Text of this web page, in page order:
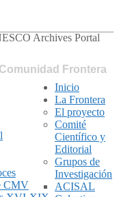
Comunidad Frontera
CMV
Inicio
La Frontera
El proyecto
Comité
Científico y
Editorial
Grupos de
Investigación
ACISAL